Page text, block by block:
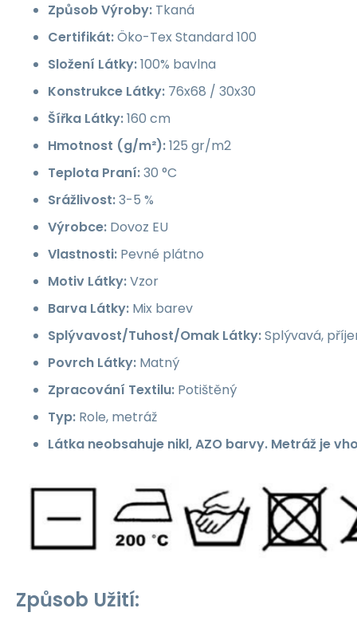
Způsob Výroby: Tkaná
Certifikát:Öko-Tex Standard 100
Složení Látky:100% bavlna
Konstrukce Látky: 76x68 / 30x30
Šířka Látky:160 cm
Hmotnost (g/m²):125 gr/m2
Teplota Praní:30 °C
Srážlivost:3-5 %
Výrobce: Dovoz EU
Vlastnosti: Pevné plátno
Motiv Látky:Vzor
Barva Látky: Mix barev
Splývavost/Tuhost/Omak Látky:Splývavá,
Povrch Látky: Matný
Zpracování Textilu: Potištěný
Typ: Role, metráž
Látka neobsahuje nikl, AZO barvy. Metráž je
Způsob Užití: